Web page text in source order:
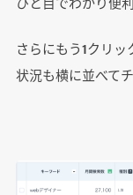
さらにもう1クリ
状況も横に並べて